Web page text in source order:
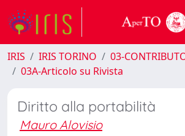
IRIS IRIS TORINO
03-
03A-Articolo su Rivista
Diritto alla portabilità
Mauro Alovisio